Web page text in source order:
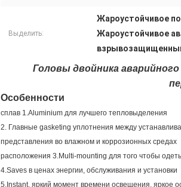
Выделить:
Жароустойчивое
Жароустойчивое
Головы двойника
Особенности
сплав 1.Aluminium для лучшего тепловыделения
2. Главные gasketing уплотнения между
представления во влажном и коррозионных средах
расположения 3.Multi-mounting для того чтобы
4.Saves в ценах энергии, обслуживания и установки
5.Instant, яркий момент времени освещения, яркое